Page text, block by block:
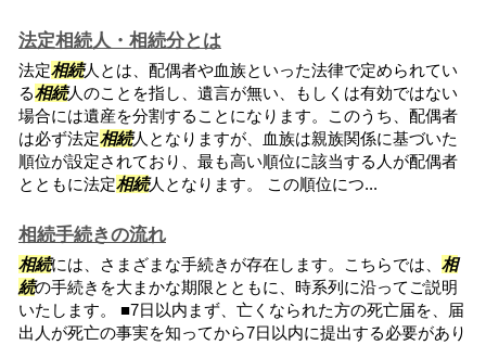
法定相続人・相続分とは
法定相続人とは、配偶者や血族といった法律で定められてい
る相続人のことを指し、遺言が無い、もしくは有効ではない
場合には遺産を分割することになります。このうち、配偶者
は必ず法定相続人となりますが、血族は親族関係に基づいた
順位が設定されており、最も高い順位に該当する人が配偶者
とともに法定相続人となります。 この順位につ...
相続手続きの流れ
相続には、さまざまな手続きが存在します。こちらでは、 相
続の手続きを大まかな期限とともに、時系列に沿ってご説明
いたします。 ■7日以内まず、亡くなられた方の死亡届を、届
出人が死亡の事実を知ってから7日以内に提出する必要があり